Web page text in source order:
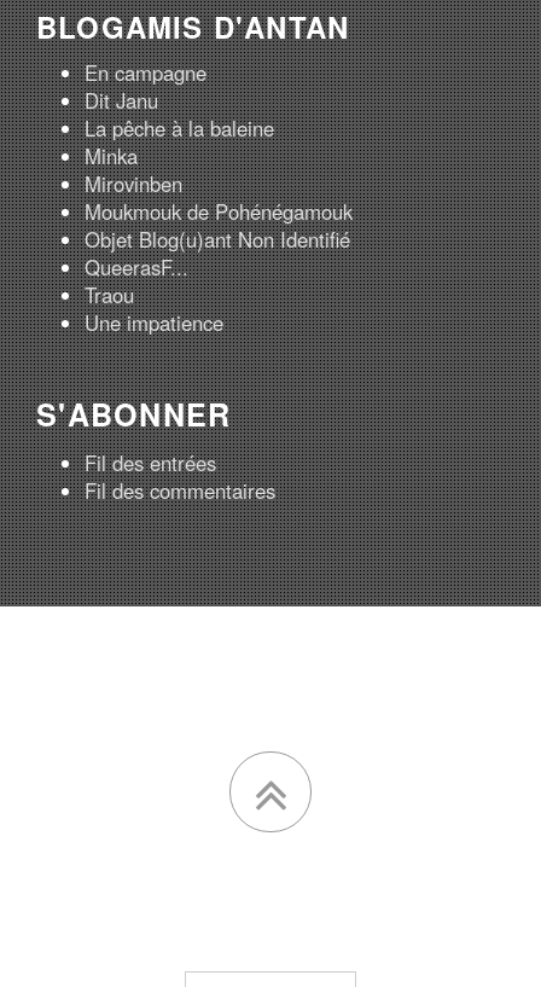
BLOGAMIS D'ANTAN
En campagne
Dit Janu
La pêche à la baleine
Minka
Mirovinben
Moukmouk de Pohénégamouk
Objet Blog(u)ant Non Identifié
QueerasF...
Traou
Une impatience
S'ABONNER
Fil des entrées
Fil des commentaires